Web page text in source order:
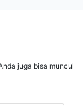
juga bisa muncul